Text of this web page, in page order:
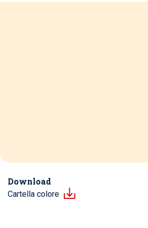
Download
Cartella colore